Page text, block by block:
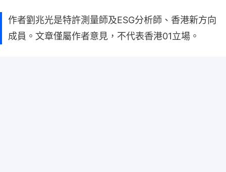
作者劉兆光是特許測量師及ESG分析師、香港新方向
成員。文章僅屬作者意見，不代表香港01立場。